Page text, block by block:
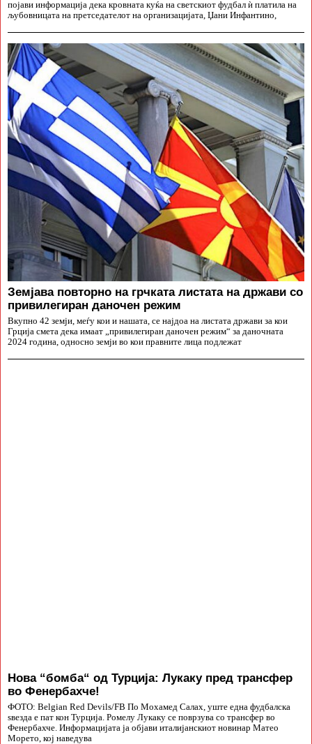
појави информација дека кровната куќа на светскиот фудбал ѝ платила на
љубовницата на претседателот на организацијата, Џани Инфантино,
Земјава повторно на грчката листата на држави со
привилегиран даночен режим
Вкупно 42 земји, меѓу кои и нашата, се најдоа на листата држави за кои
Грција смета дека имаат „привилегиран даночен режим“ за даночната
2024 година, односно земји во кои правните лица подлежат
Нова “бомба“ од Турција: Лукаку пред трансфер
во Фенербахче!
ФОТО: Belgian Red Devils/FB По Мохамед Салах, уште една фудбалска
ѕвезда е пат кон Турција. Ромелу Лукаку се поврзува со трансфер во
Фенербахче. Информацијата ја објави италијанскиот новинар Матео
Морето, кој наведува